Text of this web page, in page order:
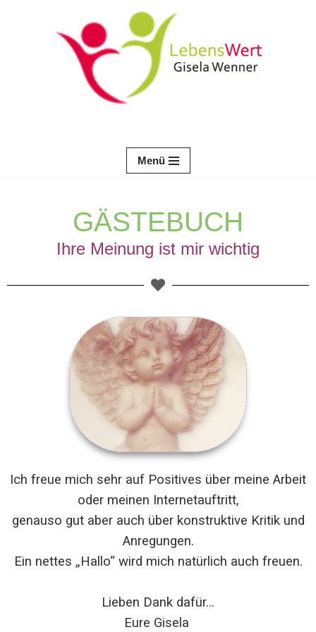
Menü
GÄSTEBUCH
Ihre Meinung ist mir wichtig
Ich freue mich sehr auf Positives über meine Arbeit
oder meinen Internetauftritt,
genauso gut aber auch über konstruktive Kritik und
Anregungen.
Ein nettes „Hallo“ wird mich natürlich auch freuen.
Lieben Dank dafür…
Eure Gisela